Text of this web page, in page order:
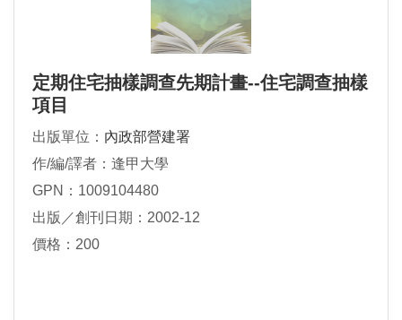
定期住宅抽樣調查先期計畫--住宅調查抽樣
項目
出版單位： 內政部營建署
作/編/譯者：逢甲大學
GPN：1009104480
出版／創刊日期：2002-12
價格：200